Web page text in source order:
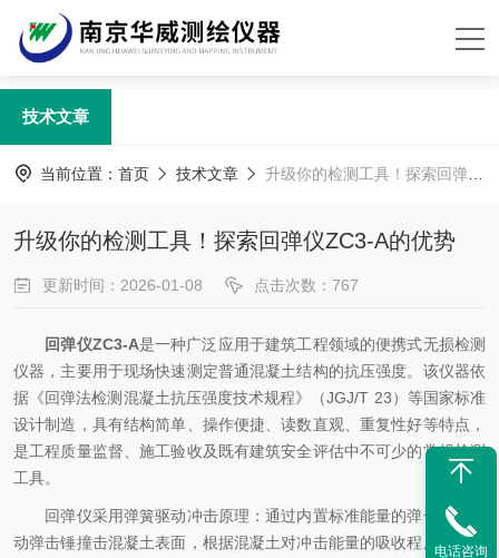
技术文章
当前位置： 首页 技术文章 升级你的检测工具！探索回弹仪ZC3-A的优势
升级你的检测工具！探索回弹仪ZC3-A的优势
更新时间：2026-01-08 点击次数：767
回弹仪ZC3-A是一种广泛应用于建筑工程领域的便携式无损检测
仪器，主要用于现场快速测定普通混凝土结构的抗压强度。该仪器依
据《回弹法检测混凝土抗压强度技术规程》（JGJ/T 23）等国家标准
设计制造，具有结构简单、操作便捷、读数直观、重复性好等特点，
是工程质量监督、施工验收及既有建筑安全评估中不可少的常规检测
工具。
回弹仪采用弹簧驱动冲击原理：通过内置标准能量的弹击拉簧推
动弹击锤撞击混凝土表面，根据混凝土对冲击能量的吸收程度，弹击
电话咨询